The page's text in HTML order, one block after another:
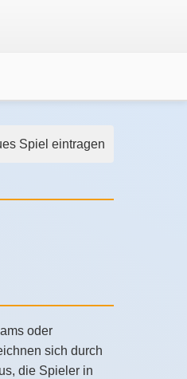
Spiel eintragen
oder
sich durch
die Spieler in